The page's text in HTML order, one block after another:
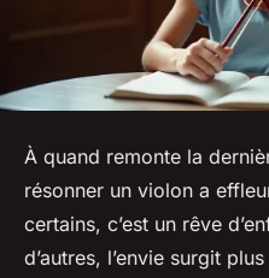
À quand remonte la
résonner un violon a
certains, c’est un rêve
d’autres, l’envie surgit